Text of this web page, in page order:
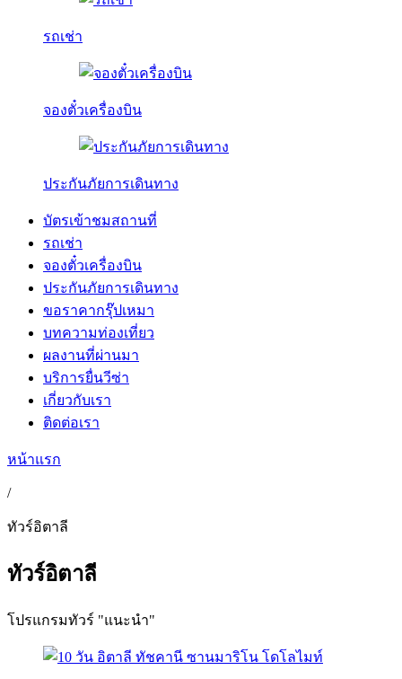
รถเช่า
จองตั๋วเครื่องบิน
ประกันภัยการเดินทาง
บัตรเข้าชมสถานที่
รถเช่า
จองตั๋วเครื่องบิน
ประกันภัยการเดินทาง
ขอราคากรุ๊ปเหมา
บทความท่องเที่ยว
ผลงานที่ผ่านมา
บริการยื่นวีซ่า
เกี่ยวกับเรา
ติดต่อเรา
หน้าแรก
/
ทัวร์อิตาลี
ทัวร์อิตาลี
โปรแกรมทัวร์ "แนะนำ"